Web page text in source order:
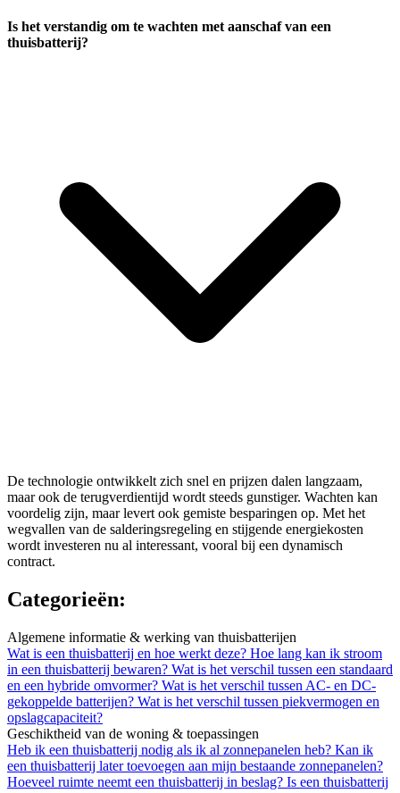
Is het verstandig om te wachten met aanschaf van een
thuisbatterij?
De technologie ontwikkelt zich snel en prijzen dalen langzaam,
maar ook de terugverdientijd wordt steeds gunstiger. Wachten kan
voordelig zijn, maar levert ook gemiste besparingen op. Met het
wegvallen van de salderingsregeling en stijgende energiekosten
wordt investeren nu al interessant, vooral bij een dynamisch
contract.
Categorieën:
Algemene informatie & werking van thuisbatterijen
Wat is een thuisbatterij en hoe werkt deze? Hoe lang kan ik stroom
in een thuisbatterij bewaren? Wat is het verschil tussen een standaard
en een hybride omvormer? Wat is het verschil tussen AC- en DC-
gekoppelde batterijen? Wat is het verschil tussen piekvermogen en
opslagcapaciteit?
Geschiktheid van de woning & toepassingen
Heb ik een thuisbatterij nodig als ik al zonnepanelen heb? Kan ik
een thuisbatterij later toevoegen aan mijn bestaande zonnepanelen?
Hoeveel ruimte neemt een thuisbatterij in beslag? Is een thuisbatterij